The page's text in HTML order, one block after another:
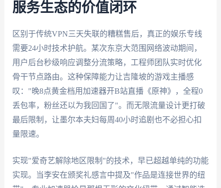
服务生态的价值闭环
区别于传统VPN三天失联的糟糕售后，真正的娱乐专线
需要24小时技术护航。某次东京大范围网络波动期间，
用户后台秒级响应调整分流策略，工程师团队实时优化
骨干节点路由。这种保障能力让吉隆坡的游戏主播感
叹："晚8点黄金档用加速器开B站直播《原神》，全程0
丢包率，粉丝还以为我回国了"。而无限流量设计更打破
最后限制，让墨尔本夫妇每周40小时追剧也不必担心扣
量限速。
实现"爱奇艺解除地区限制"的技术，早已超越单纯的功能
实现。当李安在颁奖礼感言中提及"作品是连接世界的纽